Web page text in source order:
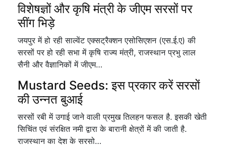
विशेषज्ञों और कृषि मंत्री के जीएम सरसों पर
सींग भिड़े
जयपुर में हो रही साल्वेंट एक्सट्रैक्शन एसोसिएशन (एस.ई.ए) की
सरसों पर हो रही सभा में कृषि राज्य मंत्री, राजस्थान प्रभु लाल
सैनी और वैज्ञानिकों में जीएम…
Mustard Seeds: इस प्रकार करें सरसों
की उन्नत बुआई
सरसों रबी में उगाई जाने वाली प्रमुख तिलहन फसल है. इसकी खेती
सिचिंत एवं संरक्षित नमी द्वारा के बारानी क्षेत्रों में की जाती है.
राजस्थान का देश के सरसो…